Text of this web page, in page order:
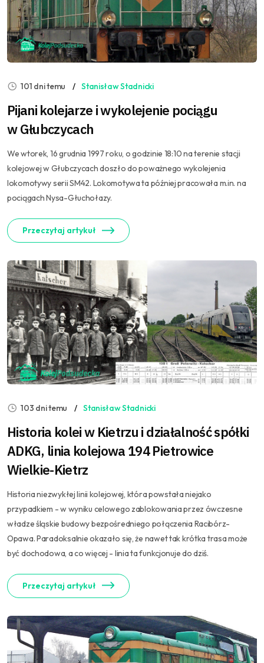
101 dni temu Stanisław Stadnicki
Pijani kolejarze i wykolejenie pociągu
w Głubczycach
We wtorek, 16 grudnia 1997 roku, o godzinie 18:10 na terenie stacji
kolejowej w Głubczycach doszło do poważnego wykolejenia
lokomotywy serii SM42. Lokomotywa ta później pracowała m.in. na
pociągach Nysa-Głuchołazy.
Przeczytaj artykuł
103 dni temu Stanisław Stadnicki
Historia kolei w Kietrzu i działalność spółki
ADKG, linia kolejowa 194 Pietrowice
Wielkie-Kietrz
Historia niezwykłej linii kolejowej, która powstała niejako
przypadkiem - w wyniku celowego zablokowania przez ówczesne
władze śląskie budowy bezpośredniego połączenia Racibórz-
Opawa. Paradoksalnie okazało się, że nawet tak krótka trasa może
być dochodowa, a co więcej - linia ta funkcjonuje do dziś.
Przeczytaj artykuł